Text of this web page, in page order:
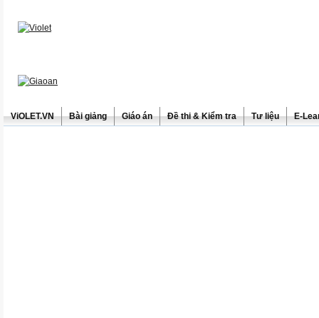
ViOLET.VN Bài giảng Giáo án Đề thi & Kiểm tra Tư liệu E-